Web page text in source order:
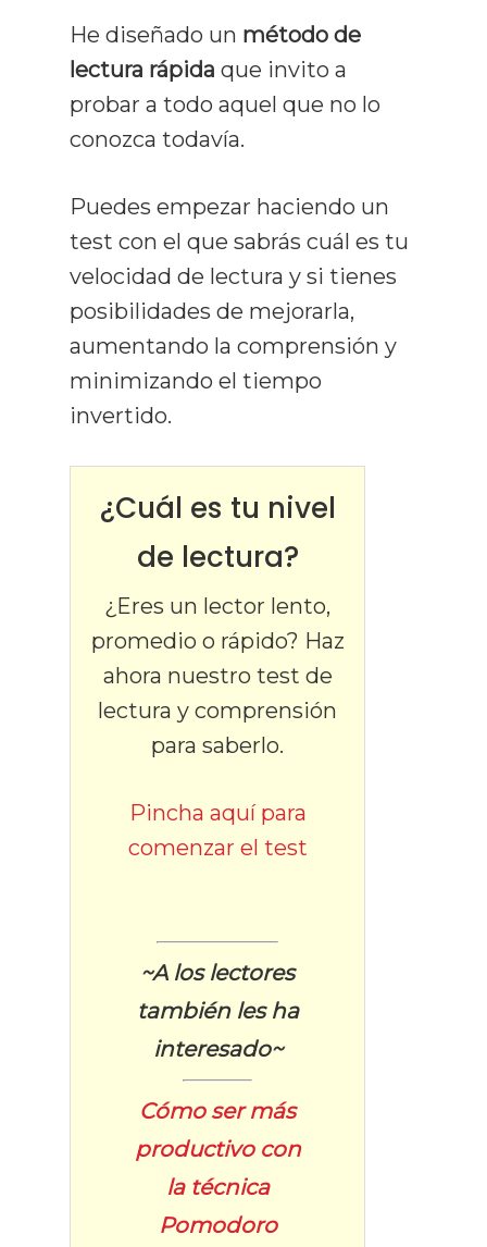
He diseñado un método de
lectura rápida que invito a
probar a todo aquel que no lo
conozca todavía.
Puedes empezar haciendo un
test con el que sabrás cuál es tu
velocidad de lectura y si tienes
posibilidades de mejorarla,
aumentando la comprensión y
minimizando el tiempo
invertido.
¿Cuál es tu nivel
de lectura?
¿Eres un lector lento,
promedio o rápido? Haz
ahora nuestro test de
lectura y comprensión
para saberlo.
Pincha aquí para
comenzar el test
~A los lectores
también les ha
interesado~
Cómo ser más
productivo con
la técnica
Pomodoro